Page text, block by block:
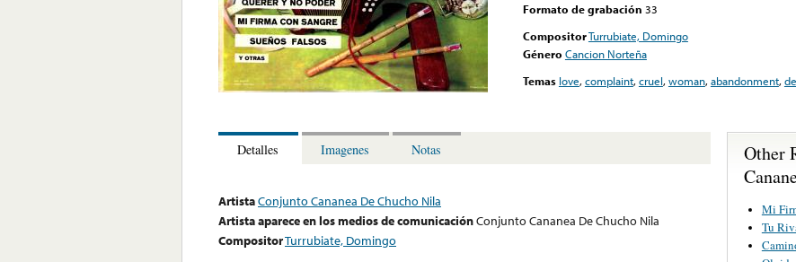
Formato de grabación 33
CompositorTurrubiate, Domingo
Género Cancion Norteña
Temas love,complaint,cruel,woman,abandonment,
Detalles Imagenes Notas
ArtistaConjunto Cananea De Chucho Nila
Artista aparece en los medios de comunicaciónConjunto Cananea De Chucho Nila
CompositorTurrubiate, Domingo
Other
Mi
Tu